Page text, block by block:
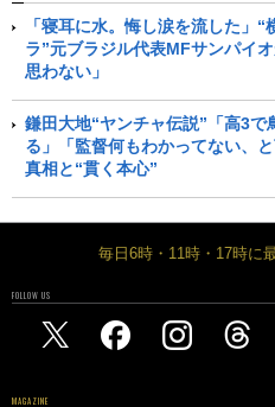
「寝耳に水。悔し涙を流した」
ラ”元ブラジル代表MFサンパイ
思わない」
鎌田大地“ヤンチャ伝説”「高3
る」「監督何もわかってない、
真相と“貫く本心”
毎日6時・11時・17時に
FOLLOW US
MAGAZINE